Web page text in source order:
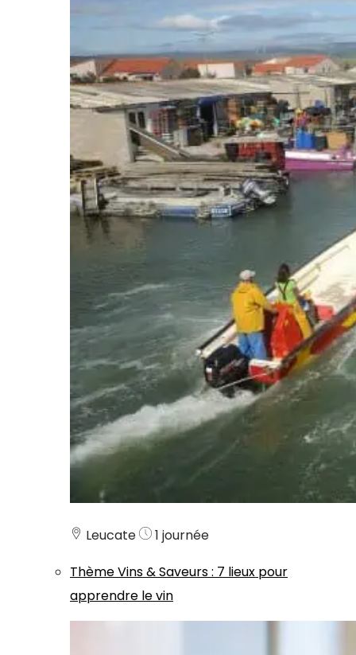
Leucate
1 journée
ThèmeVins & Saveurs: 7 lieux pour
apprendre le vin